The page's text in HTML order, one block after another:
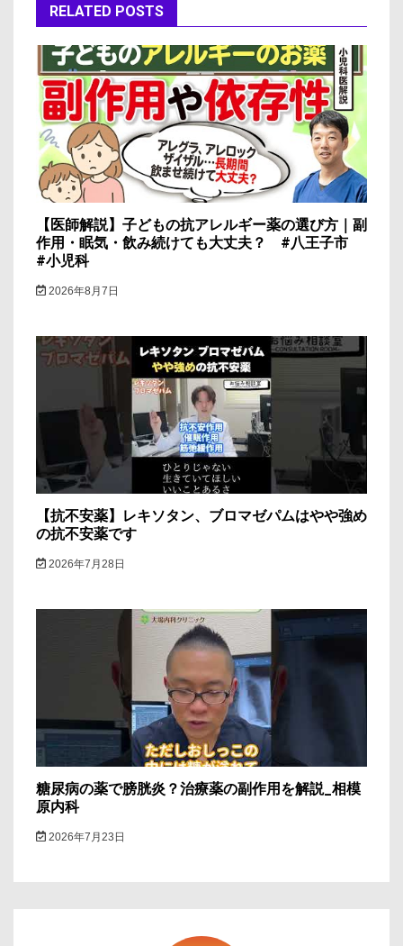
ー
シ
ョ
ン
RELATED POSTS
【医師解説】子どもの抗アレルギー薬の選び方｜副
作用・眠気・飲み続けても大丈夫？ #八王子市
#小児科
2026年8月7日
【抗不安薬】レキソタン、ブロマゼパムはやや強め
の抗不安薬です
2026年7月28日
糖尿病の薬で膀胱炎？治療薬の副作用を解説_相模
原内科
2026年7月23日